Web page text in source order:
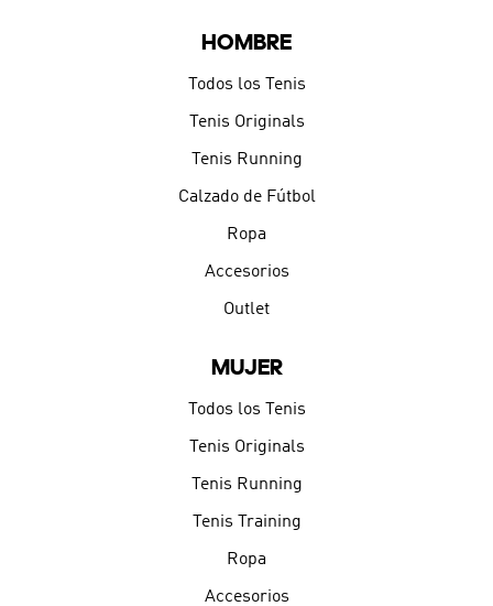
HOMBRE
Todos los Tenis
Tenis Originals
Tenis Running
Calzado de Fútbol
Ropa
Accesorios
Outlet
MUJER
Todos los Tenis
Tenis Originals
Tenis Running
Tenis Training
Ropa
Accesorios